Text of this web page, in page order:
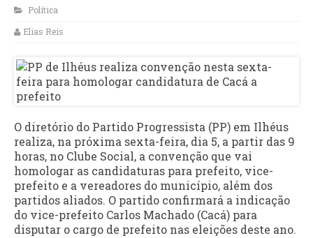
Política
Elias Reis
O diretório do Partido Progressista (PP) em Ilhéus
realiza, na próxima sexta-feira, dia 5, a partir das 9
horas, no Clube Social, a convenção que vai
homologar as candidaturas para prefeito, vice-
prefeito e a vereadores do município, além dos
partidos aliados. O partido confirmará a indicação
do vice-prefeito Carlos Machado (Cacá) para
disputar o cargo de prefeito nas eleições deste ano.